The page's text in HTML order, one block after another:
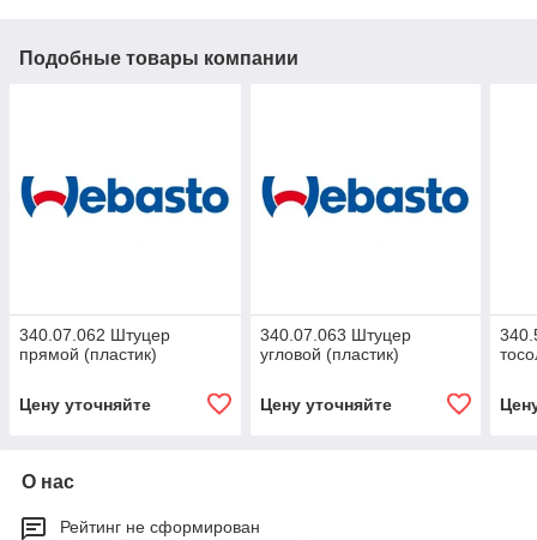
Подобные товары компании
340.07.062 Штуцер
прямой (пластик)
Цену уточняйте
340.07.063 Штуцер
угловой (пластик)
Цену уточняйте
О нас
Рейтинг не сформирован